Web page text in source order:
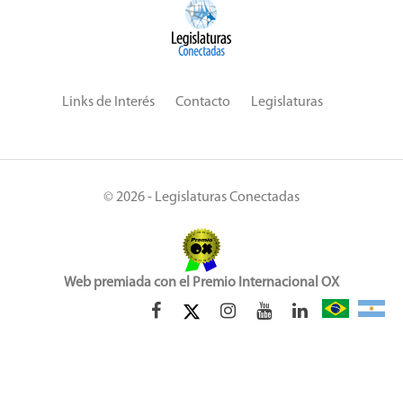
Links de Interés Contacto Legislaturas
© 2026 - Legislaturas Conectadas
Web premiada con el Premio Internacional OX